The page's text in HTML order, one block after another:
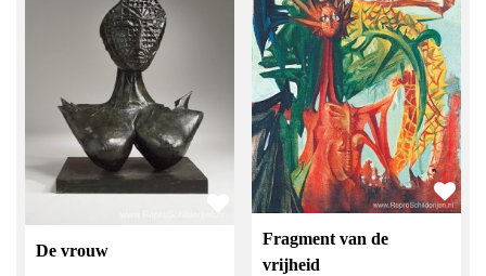
De vrouw
Fragment van de
vrijheid